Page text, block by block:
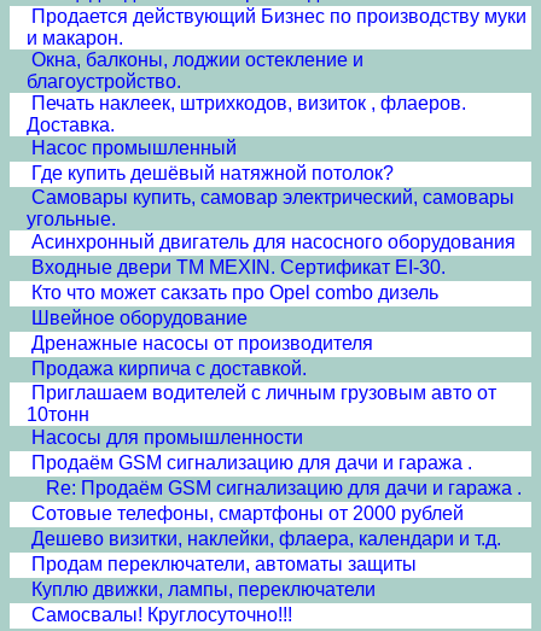
Продается действующий Бизнес по производству муки
и макарон.
Окна, балконы, лоджии остекление и
благоустройство.
Печать наклеек, штрихкодов, визиток , флаеров.
Доставка.
Насос промышленный
Где купить дешёвый натяжной потолок?
Самовары купить, самовар электрический, самовары
угольные.
Асинхронный двигатель для насосного оборудования
Входные двери ТМ MEXIN. Сертификат EI-30.
Кто что может сакзать про Opel combo дизель
Швейное оборудование
Дренажные насосы от производителя
Продажа кирпича с доставкой.
Приглашаем водителей с личным грузовым авто от
10тонн
Насосы для промышленности
Продаём GSM сигнализацию для дачи и гаража .
Re: Продаём GSM сигнализацию для дачи и гаража .
Сотовые телефоны, смартфоны от 2000 рублей
Дешево визитки, наклейки, флаера, календари и т.д.
Продам переключатели, автоматы защиты
Куплю движки, лампы, переключатели
Самосвалы! Круглосуточно!!!